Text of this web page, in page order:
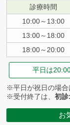
診療時間
10:00～13:00
13:00～18:00
18:00～20:00
平日は
※平日が祝日の場
※受付終了は、初
お